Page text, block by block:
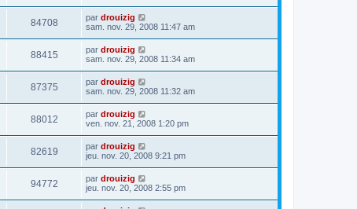
84708 par drouizig
sam. nov. 29, 2008 11:47 am
88415 par drouizig
sam. nov. 29, 2008 11:34 am
87375 par drouizig
sam. nov. 29, 2008 11:32 am
88012 par drouizig
ven. nov. 21, 2008 1:20 pm
82619 par drouizig
jeu. nov. 20, 2008 9:21 pm
94772 par drouizig
jeu. nov. 20, 2008 2:55 pm